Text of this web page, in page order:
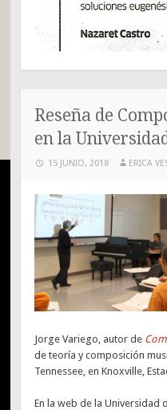
Reseña de
en la
15 JUNIO, 2018 ERICA
Jorge Variego, autor de
de teoría y composición
Tennessee, en Knoxville,
En la web de la Universidad